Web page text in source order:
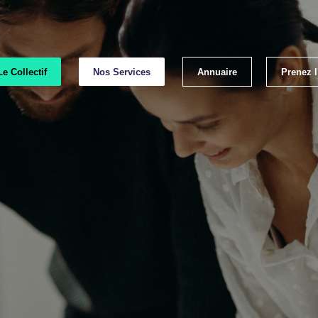
Collectif Nos Services Annuaire Prenez
Les
Les bonnes